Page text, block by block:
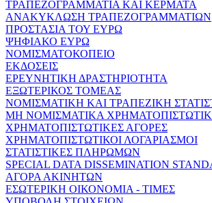
ΤΡΑΠΕΖΟΓΡΑΜΜΑΤΙΑ ΚΑΙ ΚΕΡΜΑΤΑ
ΑΝΑΚΥΚΛΩΣΗ ΤΡΑΠΕΖΟΓΡΑΜΜΑΤΙΩΝ
ΠΡΟΣΤΑΣΙΑ ΤΟΥ ΕΥΡΩ
ΨΗΦΙΑΚΟ ΕΥΡΩ
ΝΟΜΙΣΜΑΤΟΚΟΠΕΙΟ
ΕΚΔΟΣΕΙΣ
ΕΡΕΥΝΗΤΙΚΗ ΔΡΑΣΤΗΡΙΟΤΗΤΑ
ΕΞΩΤΕΡΙΚΟΣ ΤΟΜΕΑΣ
ΝΟΜΙΣΜΑΤΙΚΗ ΚΑΙ ΤΡΑΠΕΖΙΚΗ
ΜΗ ΝΟΜΙΣΜΑΤΙΚΑ
ΧΡΗΜΑΤΟΠΙΣΤΩΤΙΚΕΣ ΑΓΟΡΕΣ
ΧΡΗΜΑΤΟΠΙΣΤΩΤΙΚΟΙ ΛΟΓΑΡΙΑΣΜΟΙ
ΣΤΑΤΙΣΤΙΚΕΣ ΠΛΗΡΩΜΩΝ
SPECIAL DATA DISSEMINATION
ΑΓΟΡΑ ΑΚΙΝΗΤΩΝ
ΕΣΩΤΕΡΙΚΗ ΟΙΚΟΝΟΜΙΑ - ΤΙΜΕΣ